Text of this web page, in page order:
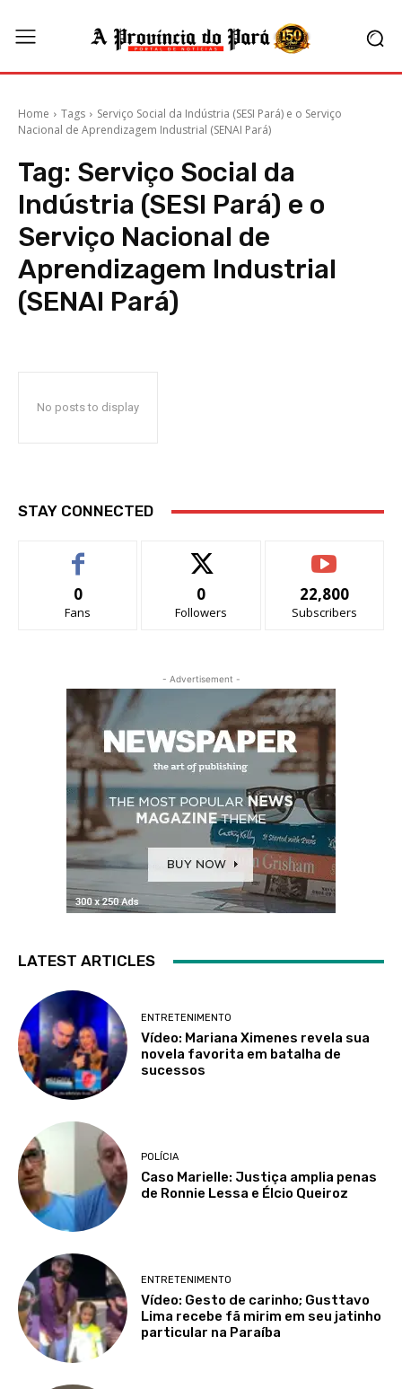
Home Tags
Serviço Social da Indústria (SESI Pará) e o Serviço
Nacional de Aprendizagem Industrial (SENAI Pará)
Tag: Serviço Social da
Indústria (SESI Pará) e o
Serviço Nacional de
Aprendizagem Industrial
(SENAI Pará)
No posts to display
STAY CONNECTED
0
Fans
0
Followers
22,800
Subscribers
- Advertisement -
LATEST ARTICLES
ENTRETENIMENTO
Vídeo: Mariana Ximenes revela sua
novela favorita em batalha de
sucessos
POLÍCIA
Caso Marielle: Justiça amplia penas
de Ronnie Lessa e Élcio Queiroz
ENTRETENIMENTO
Vídeo: Gesto de carinho; Gusttavo
Lima recebe fã mirim em seu jatinho
particular na Paraíba